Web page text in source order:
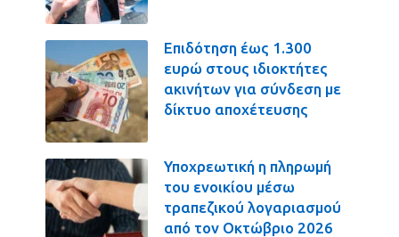
Επιδότηση έως 1.300
ευρώ στους ιδιοκτήτες
ακινήτων για σύνδεση με
δίκτυο αποχέτευσης
Υποχρεωτική η πληρωμή
του ενοικίου μέσω
τραπεζικού λογαριασμού
από τον Οκτώβριο 2026